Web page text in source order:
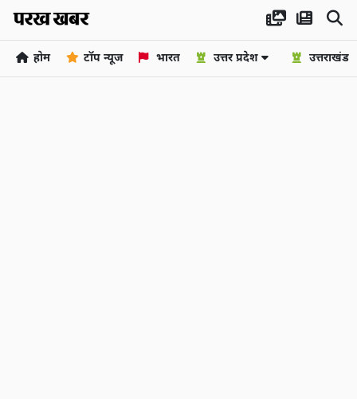
होम टॉप न्यूज भारत उत्तर प्रदेश उत्तराखंड